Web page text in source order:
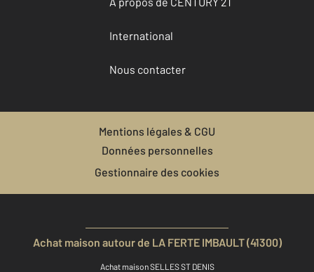
International
Nous contacter
Mentions légales & CGU
Données personnelles
Gestionnaire des cookies
Achat maison autour de LA FERTE IMBAULT (41300)
Achat maison SELLES ST DENIS